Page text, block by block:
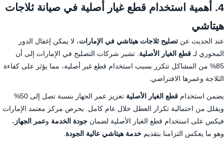
4. أهمية استخدام قطع غيار أصلية في صيانة ثلاجات
هيتاشي
عند الحديث عن تصليح ثلاجات هيتاشي في الإمارات، لا يمكن إغفال الدور
المحوري لـ قطع الغيار الأصلية . تشير شركات التصليح في الإمارات إلى أن
85% من المشاكل تتكرر بسبب استخدام قطع غير أصلية، مما يؤثر على كفاءة
الثلاجة وعمرها الافتراضي.
يضمن استخدام قطع الغيار الأصلية
تعزيز عمر الجهاز بنسبة تصل إلى 50%
ويقلل من احتمالية تكرار العطل خلال عام كامل. يحرص مركز معتمد الإمارات
فيكس على استخدام قطع الغيار الأصلية لضمان جودة الخدمة وعمر الجهاز ،
وهو ما يعكس التزامنا بتقديم خدمة هيتاشي عالية الجودة